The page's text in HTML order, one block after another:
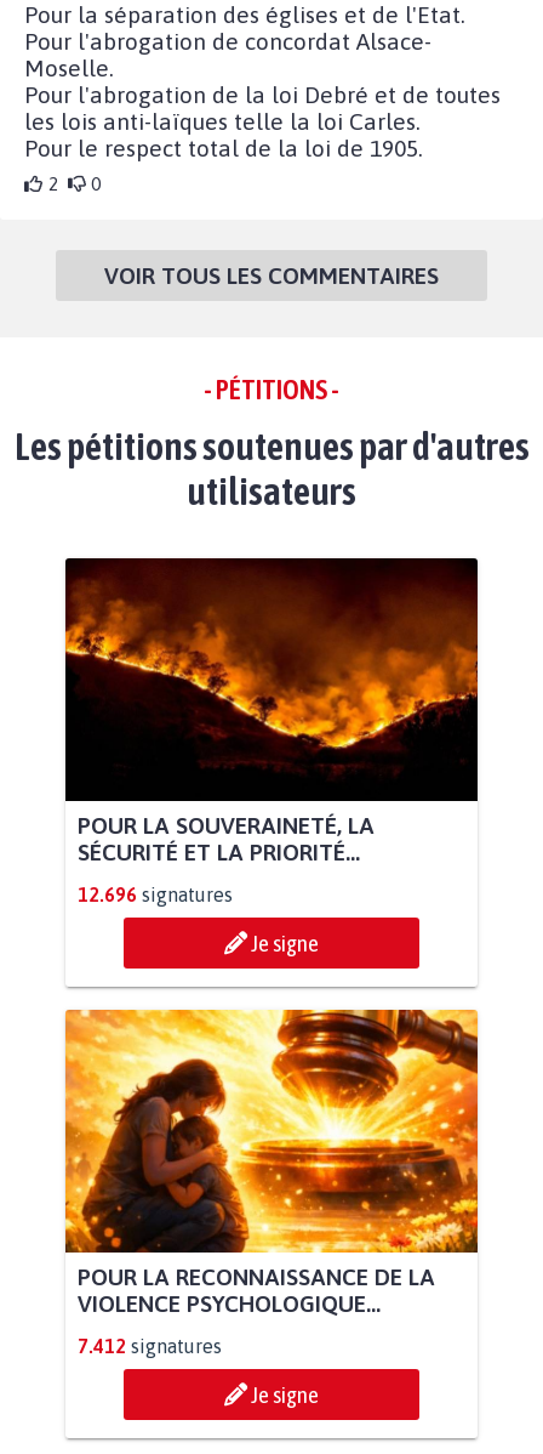
Pour la séparation des églises et de l'Etat.
Pour l'abrogation de concordat Alsace-
Moselle.
Pour l'abrogation de la loi Debré et de toutes
les lois anti-laïques telle la loi Carles.
Pour le respect total de la loi de 1905.
2 0
VOIR TOUS LES COMMENTAIRES
- PÉTITIONS -
Les pétitions soutenues par d'autres
utilisateurs
POUR LA SOUVERAINETÉ, LA
SÉCURITÉ ET LA PRIORITÉ...
12.696 signatures
Je signe
POUR LA RECONNAISSANCE DE LA
VIOLENCE PSYCHOLOGIQUE...
7.412 signatures
Je signe